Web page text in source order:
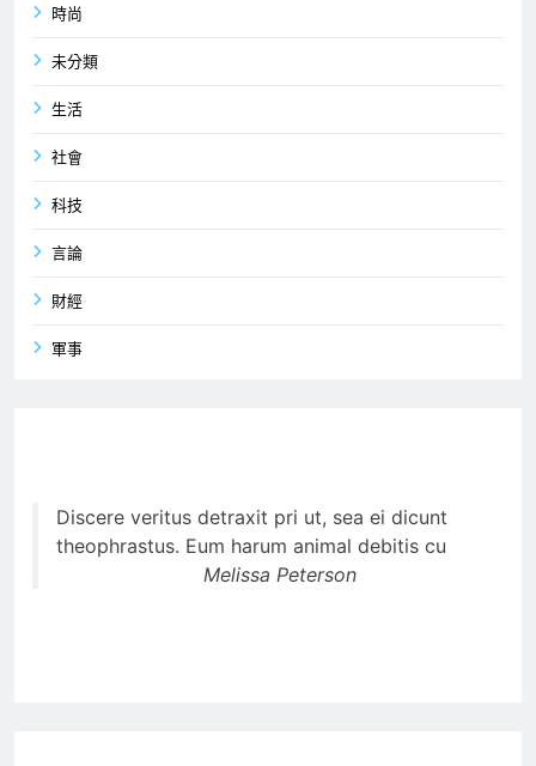
時尚
未分類
生活
社會
科技
言論
財經
軍事
Discere veritus detraxit pri ut, sea ei dicunt
theophrastus. Eum harum animal debitis cu
Melissa Peterson